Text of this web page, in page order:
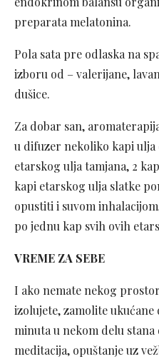
preparata melatonina.
Pola sata pre odlaska na
izboru od – valerijane,
dušice.
Za dobar san,
u difuzer nekoliko kapi ulja
etarskog ulja tamjana, 2
kapi etarskog ulja slatke
opustiti i suvom
po jednu kap svih ovih
VREME ZA SEBE
I ako nemate nekog
izolujete, zamolite ukućane
minuta u nekom delu
meditacija, opuštanje uz